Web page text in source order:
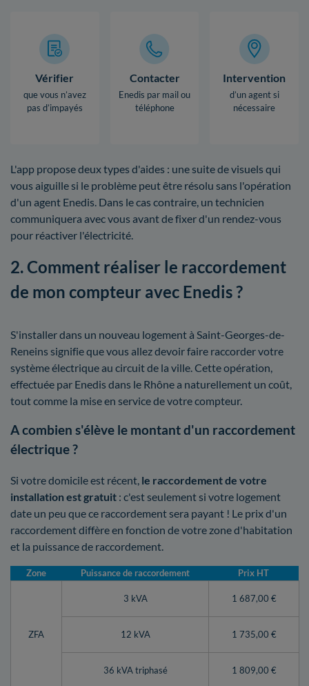
Vérifier
que vous n’avez
pas d’impayés
Contacter
Enedis par mail ou
téléphone
Intervention
d’un agent si
nécessaire
L'app propose deux types d'aides : une suite de visuels qui
vous aiguille si le problème peut être résolu sans l'opération
d'un agent Enedis. Dans le cas contraire, un technicien
communiquera avec vous avant de fixer d'un rendez-vous
pour réactiver l'électricité.
2. Comment réaliser le raccordement
de mon compteur avec Enedis ?
S'installer dans un nouveau logement à Saint-Georges-de-
Reneins signifie que vous allez devoir faire raccorder votre
système électrique au circuit de la ville. Cette opération,
effectuée par Enedis dans le Rhône a naturellement un coût,
tout comme la mise en service de votre compteur.
A combien s'élève le montant d'un raccordement
électrique ?
Si votre domicile est récent, le raccordement de votre
installation est gratuit : c'est seulement si votre logement
date un peu que ce raccordement sera payant ! Le prix d'un
raccordement diffère en fonction de votre zone d'habitation
et la puissance de raccordement.
Zone Puissance de raccordement Prix HT
ZFA
3 kVA 1 687,00 €
12 kVA 1 735,00 €
36 kVA triphasé 1 809,00 €